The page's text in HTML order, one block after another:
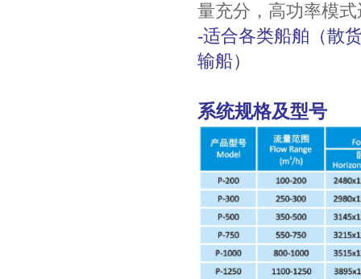
量充分，高功率模
-适合各类船舶（散
输船）
系统规格及型号